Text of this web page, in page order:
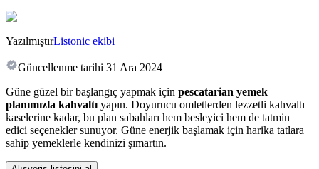
YazılmıştırListonic ekibi
Güncellenme tarihi 31 Ara 2024
Güne güzel bir başlangıç yapmak için pescatarian yemek
planımızla kahvaltı yapın. Doyurucu omletlerden lezzetli kahvaltı
kaselerine kadar, bu plan sabahları hem besleyici hem de tatmin
edici seçenekler sunuyor. Güne enerjik başlamak için harika tatlara
sahip yemeklerle kendinizi şımartın.